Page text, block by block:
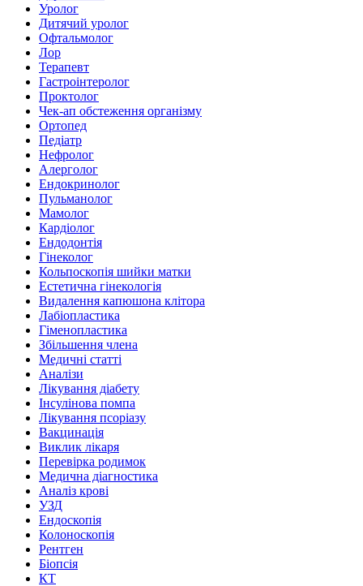
Уролог
Дитячий уролог
Офтальмолог
Лор
Терапевт
Гастроінтеролог
Проктолог
Чек-ап обстеження організму
Ортопед
Педіатр
Нефролог
Алерголог
Ендокринолог
Пульманолог
Мамолог
Кардіолог
Ендодонтія
Гінеколог
Кольпоскопія шийки матки
Естетична гінекологія
Видалення капюшона клітора
Лабіопластика
Гіменопластика
Збільшення члена
Медичні статті
Аналізи
Лікування діабету
Інсулінова помпа
Лікування псоріазу
Вакцинація
Виклик лікаря
Перевірка родимок
Медична діагностика
Аналіз крові
УЗД
Ендоскопія
Колоноскопія
Рентген
Біопсія
КТ